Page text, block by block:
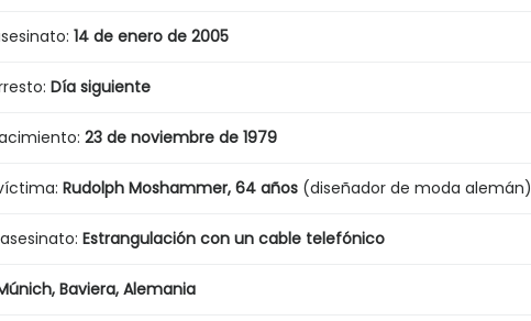
14 de enero de 2005
Día siguiente
23 de noviembre de 1979
Rudolph Moshammer, 64 años (diseñador de moda alemán)
Estrangulación con un cable telefónico
Baviera, Alemania